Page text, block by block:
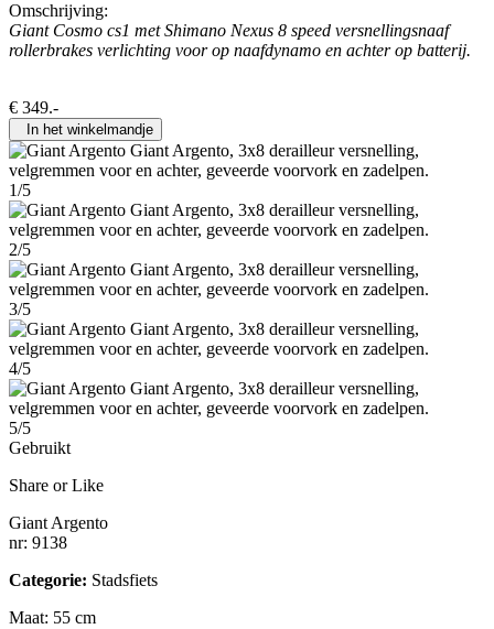
Omschrijving:
Giant Cosmo cs1 met Shimano Nexus 8 speed versnellingsnaaf
rollerbrakes verlichting voor op naafdynamo en achter op batterij.
€ 349.-
In het winkelmandje
1/5
2/5
3/5
4/5
5/5
Gebruikt
Share or Like
Giant Argento
nr: 9138
Categorie: Stadsfiets
Maat: 55 cm